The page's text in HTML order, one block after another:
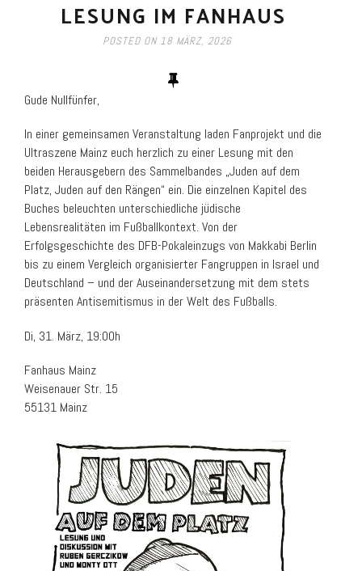
LESUNG IM FANHAUS
POSTED ON 18 MÄRZ, 2026
Gude Nullfünfer,
In einer gemeinsamen Veranstaltung laden Fanprojekt und die
Ultraszene Mainz euch herzlich zu einer Lesung mit den
beiden Herausgebern des Sammelbandes „Juden auf dem
Platz, Juden auf den Rängen“ ein. Die einzelnen Kapitel des
Buches beleuchten unterschiedliche jüdische
Lebensrealitäten im Fußballkontext. Von der
Erfolgsgeschichte des DFB-Pokaleinzugs von Makkabi Berlin
bis zu einem Vergleich organisierter Fangruppen in Israel und
Deutschland – und der Auseinandersetzung mit dem stets
präsenten Antisemitismus in der Welt des Fußballs.
Di, 31. März, 19:00h
Fanhaus Mainz
Weisenauer Str. 15
55131 Mainz